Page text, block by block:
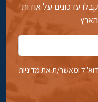
עדכונים על אודות
ומאשר/ת את מדיניות